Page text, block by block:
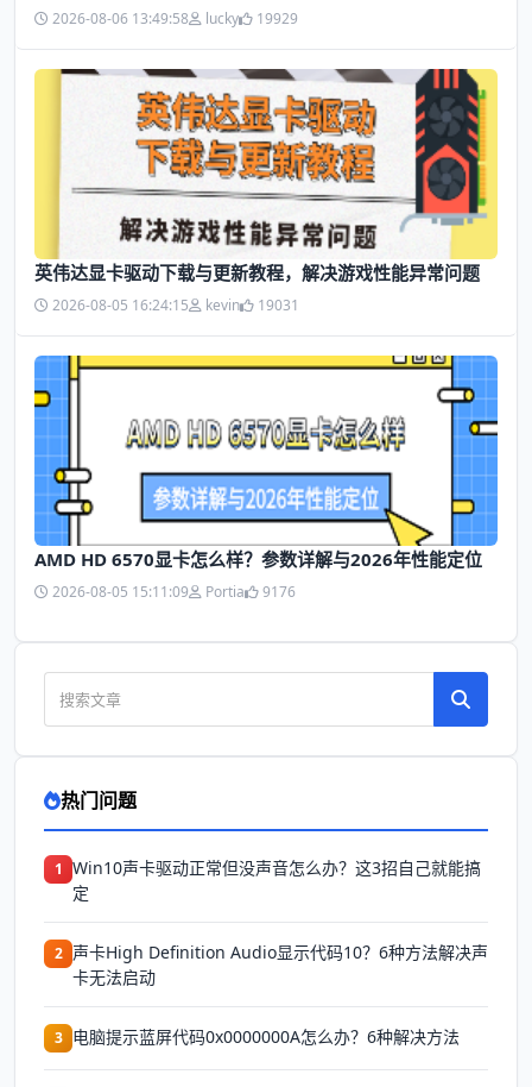
2026-08-06 13:49:58 lucky 19929
英伟达显卡驱动下载与更新教程，解决游戏性能异常问题
2026-08-05 16:24:15 kevin 19031
AMD HD 6570显卡怎么样？参数详解与2026年性能定位
2026-08-05 15:11:09 Portia 9176
热门问题
1 Win10声卡驱动正常但没声音怎么办？这3招自己就能搞
定
2 声卡High Definition Audio显示代码10？6种方法解决声
卡无法启动
3 电脑提示蓝屏代码0x0000000A怎么办？6种解决方法